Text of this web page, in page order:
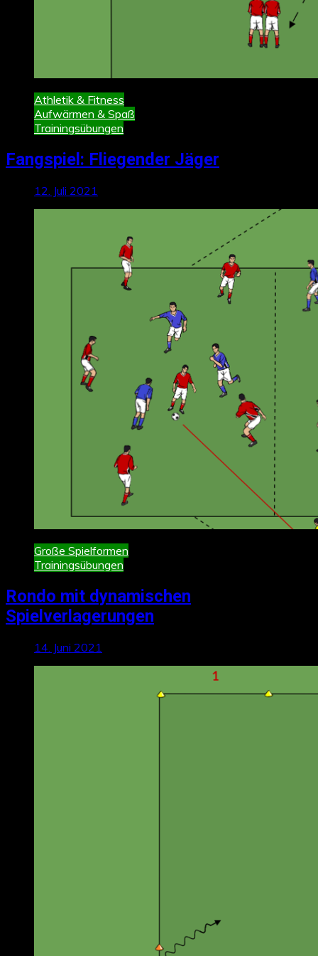
Athletik & Fitness
Aufwärmen & Spaß
Trainingsübungen
Fangspiel: Fliegender Jäger
12. Juli 2021
Große Spielformen
Trainingsübungen
Rondo mit dynamischen
Spielverlagerungen
14. Juni 2021